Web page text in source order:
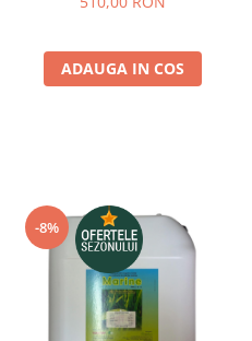
pneumatice
Prese Hidraulice
Prese de rulmenti hidraulice
Role Prelungitoare
Polizoare unghiulare
Echipamente auto
Unelte de mana
Scule pneumatice
ADAUGA IN COS
-8%